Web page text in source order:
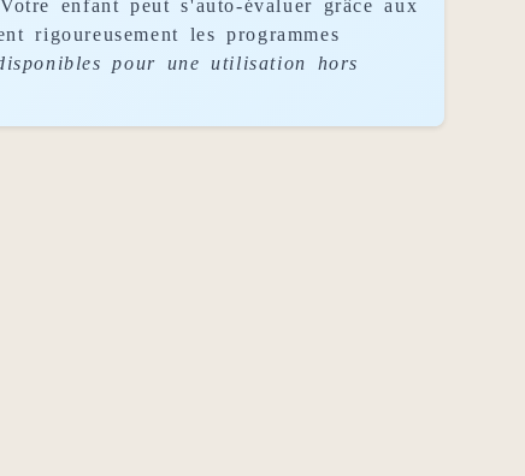
enfant peut s'auto-évaluer grâce aux
rigoureusement les programmes
pour une utilisation hors